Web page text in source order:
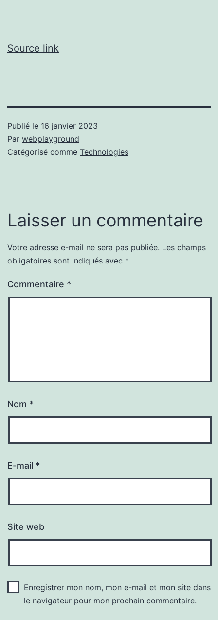
Source link
Publié le 16 janvier 2023
Par webplayground
Catégorisé comme Technologies
Laisser un commentaire
Votre adresse e-mail ne sera pas publiée. Les champs
obligatoires sont indiqués avec *
Commentaire *
Nom *
E-mail *
Site web
Enregistrer mon nom, mon e-mail et mon site dans
le navigateur pour mon prochain commentaire.